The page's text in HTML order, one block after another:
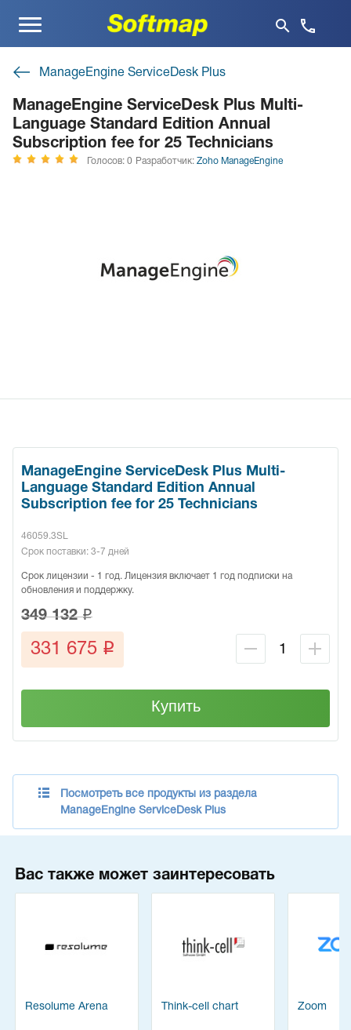
Меню
ManageEngine ServiceDesk Plus
ManageEngine ServiceDesk Plus Multi-
Language Standard Edition Annual
Subscription fee for 25 Technicians
Голосов: 0 Разработчик: Zoho ManageEngine
ManageEngine ServiceDesk Plus Multi-
Language Standard Edition Annual
Subscription fee for 25 Technicians
46059.3SL
Срок поставки: 3-7 дней
Срок лицензии - 1 год. Лицензия включает 1 год подписки на
обновления и поддержку.
349 132q
331 675 q
Купить
Посмотреть все продукты из раздела
ManageEngine ServiceDesk Plus
Вас также может заинтересовать
Resolume Arena Think-cell chart Zoom